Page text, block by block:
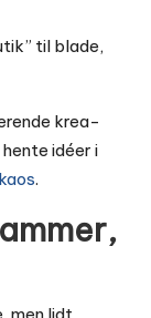
til blade,
krea-
idéer i
.